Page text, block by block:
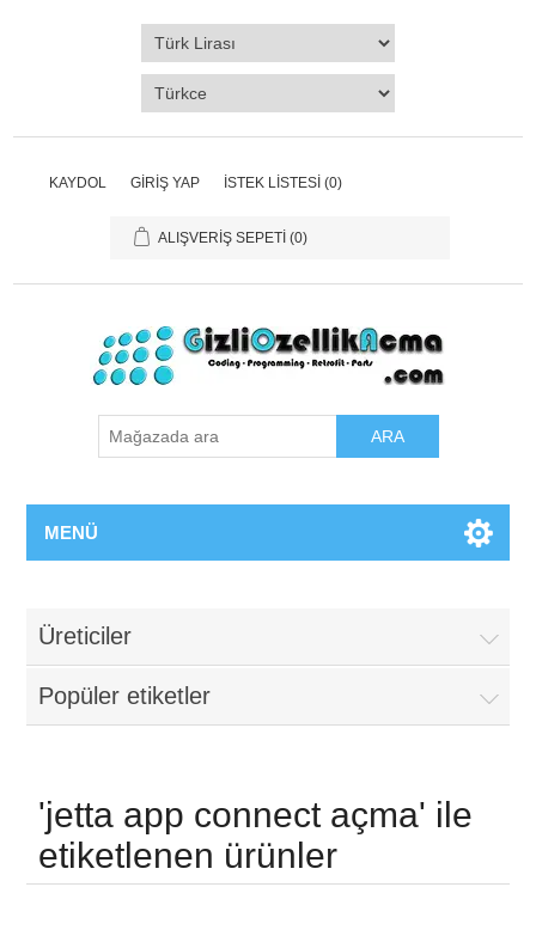
KAYDOL GIRIŞ YAP İSTEK LISTESI (0)
ALIŞVERIŞ SEPETI (0)
ARA
MENÜ
Üreticiler
Popüler etiketler
'jetta app connect açma' ile
etiketlenen ürünler